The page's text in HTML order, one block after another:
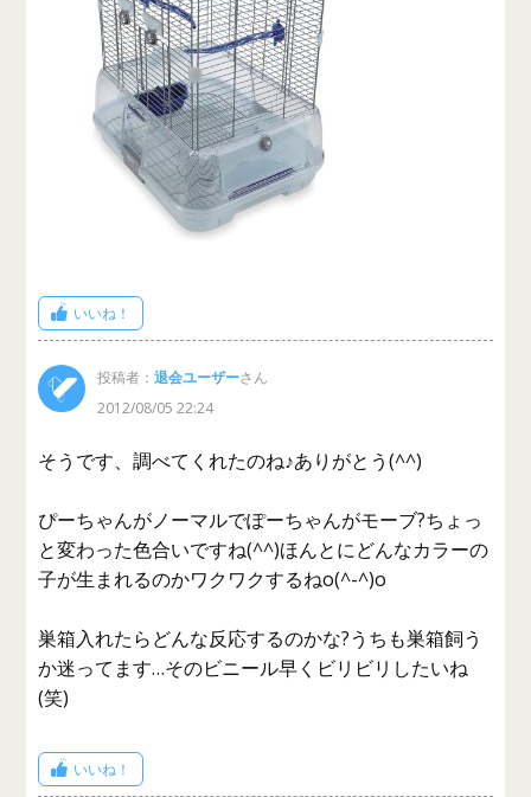
いいね！
投稿者：退会ユーザーさん
2012/08/05 22:24
そうです、調べてくれたのね♪ありがとう(^^)
ぴーちゃんがノーマルでぽーちゃんがモーブ?ちょっ
と変わった色合いですね(^^)ほんとにどんなカラーの
子が生まれるのかワクワクするねo(^-^)o
巣箱入れたらどんな反応するのかな?うちも巣箱飼う
か迷ってます…そのビニール早くビリビリしたいね
(笑)
いいね！